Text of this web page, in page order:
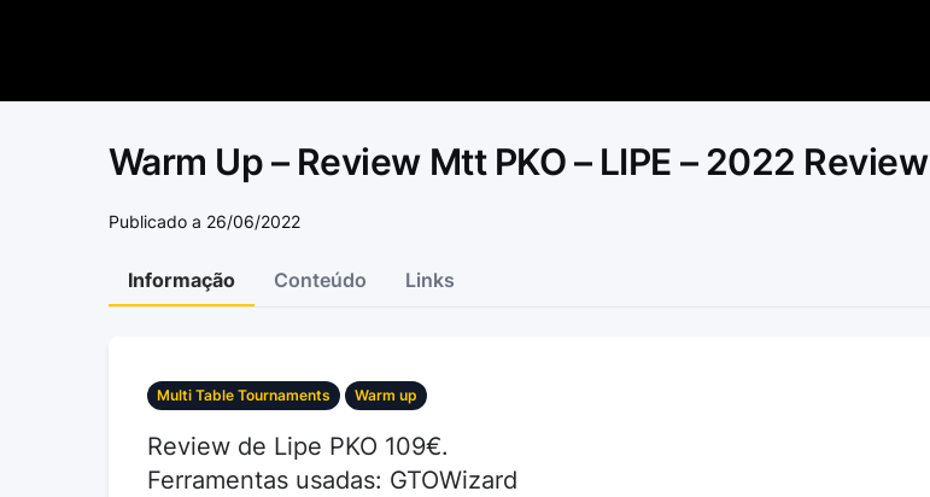
Warm Up – Review Mtt PKO – LIPE – 2022 Review
Publicado a 26/06/2022
Informação Conteúdo Links
Multi Table Tournaments Warm up
Review de Lipe PKO 109€.
Ferramentas usadas: GTOWizard